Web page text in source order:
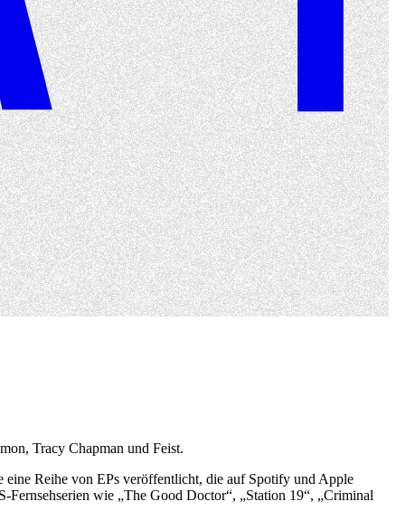
Tracy Chapman und Feist.
Reihe von EPs veröffentlicht, die auf Spotify und Apple
wie „The Good Doctor“, „Station 19“, „Criminal